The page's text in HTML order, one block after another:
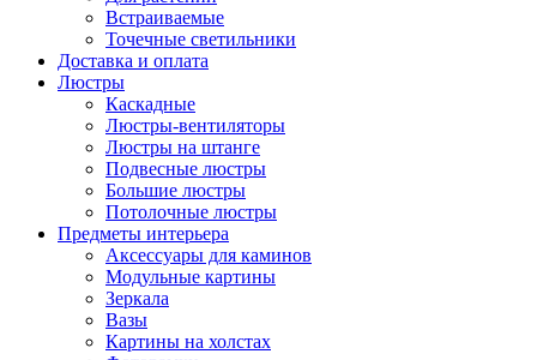
Встраиваемые
Точечные светильники
Доставка и оплата
Люстры
Каскадные
Люстры-вентиляторы
Люстры на штанге
Подвесные люстры
Большие люстры
Потолочные люстры
Предметы интерьера
Аксессуары для каминов
Модульные картины
Зеркала
Вазы
Картины на холстах